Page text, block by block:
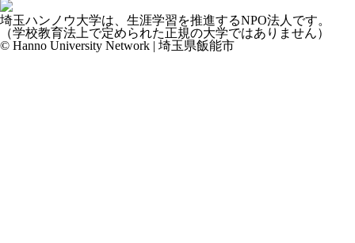
埼玉ハンノウ大学は、生涯学習を推進するNPO法人です。
（学校教育法上で定められた正規の大学ではありません）
© Hanno University Network | 埼玉県飯能市